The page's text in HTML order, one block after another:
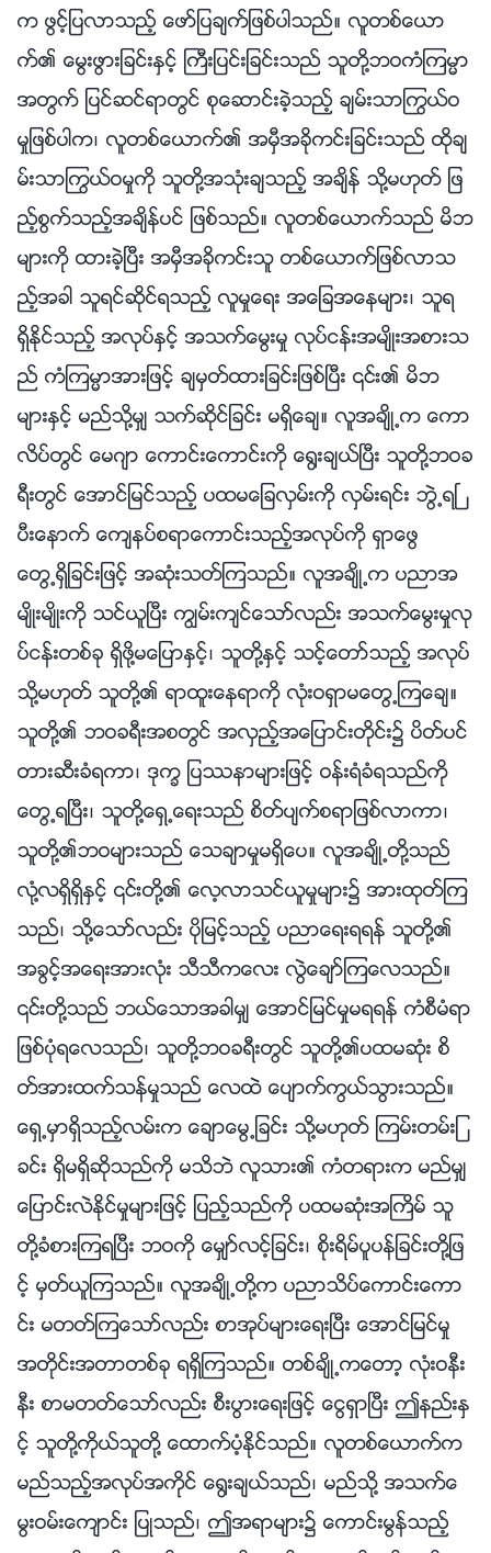
က ဖြင့္ျပလာသည့္ ေဖာ္ျပခ်က္ျဖစ္ပါသည္။ လူတစ္ေယာ
က္၏ ေမြးဖြားျခင္းႏွင့္ ႀကီးျပင္းျခင္းသည္ သူတို႔ဘဝကံၾကမၼာ
အတြက္ ျပင္ဆင္ရာတြင္ စုေဆာင္းခဲ့သည့္ ခ်မ္းသာႂကြယ္ဝ
မႈျဖစ္ပါက၊ လူတစ္ေယာက္၏ အမွီအခိုကင္းျခင္းသည္ ထိုခ်
မ္းသာႂကြယ္ဝမႈကို သူတို႔အသုံးခ်သည့္ အခ်ိန္ သို႔မဟုတ္ ျဖ
ည့္စြက္သည့္အခ်ိန္ပင္ ျဖစ္သည္။ လူတစ္ေယာက္သည္ မိဘ
မ်ားကို ထားခဲ့ၿပီး အမွီအခိုကင္းသူ တစ္ေယာက္ျဖစ္လာသ
ည့္အခါ သူရင္ဆိုင္ရသည့္ လူမႈေရး အေျခအေနမ်ား၊ သူရ
ရွိႏိုင္သည့္ အလုပ္ႏွင့္ အသက္ေမြးမႈ လုပ္ငန္းအမ်ိဳးအစားသ
ည္ ကံၾကမၼာအားျဖင့္ ခ်မွတ္ထားျခင္းျဖစ္ၿပီး ၎၏ မိဘ
မ်ားႏွင့္ မည္သို႔မွ် သက္ဆိုင္ျခင္း မရွိေခ်။ လူအခ်ိဳ႕က ေကာ
လိပ္တြင္ ေမဂ်ာ ေကာင္းေကာင္းကို ေ႐ြးခ်ယ္ၿပီး သူတို႔ဘဝခ
ရီးတြင္ ေအာင္ျမင္သည့္ ပထမေျခလွမ္းကို လွမ္းရင္း ဘြဲ႕ရၿ
ပီးေနာက္ ေက်နပ္စရာေကာင္းသည့္အလုပ္ကို ရွာေဖြ
ေတြ႕ရွိျခင္းျဖင့္ အဆုံးသတ္ၾကသည္။ လူအခ်ိဳ႕က ပညာအ
မ်ိဳးမ်ိဳးကို သင္ယူၿပီး ကြၽမ္းက်င္ေသာ္လည္း အသက္ေမြးမႈလု
ပ္ငန္းတစ္ခု ရွိဖို႔မေျပာႏွင့္၊ သူတို႔ႏွင့္ သင့္ေတာ္သည့္ အလုပ္
သို႔မဟုတ္ သူတို႔၏ ရာထူးေနရာကို လုံးဝရွာမေတြ႕ၾကေခ်။
သူတို႔၏ ဘဝခရီးအစတြင္ အလွည့္အေျပာင္းတိုင္း၌ ပိတ္ပင္
တားဆီးခံရကာ၊ ဒုကၡ ျပႆနာမ်ားျဖင့္ ဝန္းရံခံရသည္ကို
ေတြ႕ရၿပီး၊ သူတို႔ေရွ႕ေရးသည္ စိတ္ပ်က္စရာျဖစ္လာကာ၊
သူတို႔၏ဘဝမ်ားသည္ ေသခ်ာမႈမရွိေပ။ လူအခ်ိဳ႕တို႔သည္
လုံ႔လရွိရွိႏွင့္ ၎တို႔၏ ေလ့လာသင္ယူမႈမ်ား၌ အားထုတ္ၾက
သည္၊ သို႔ေသာ္လည္း ပိုျမင့္သည့္ ပညာေရးရရန္ သူတို႔၏
အခြင့္အေရးအားလုံး သီသီကေလး လြဲေခ်ာ္ၾကေလသည္။
၎တို႔သည္ ဘယ္ေသာအခါမွ် ေအာင္ျမင္မႈမရရန္ ကံစီမံရာ
ျဖစ္ပုံရေလသည္၊ သူတို႔ဘဝခရီးတြင္ သူတို႔၏ပထမဆုံး စိ
တ္အားထက္သန္မႈသည္ ေလထဲ ေပ်ာက္ကြယ္သြားသည္။
ေရွ႕မွာရွိသည့္လမ္းက ေခ်ာေမြ႕ျခင္း သို႔မဟုတ္ ၾကမ္းတမ္းျ
ခင္း ရွိမရွိဆိုသည္ကို မသိဘဲ လူသား၏ ကံတရားက မည္မွ်
ေျပာင္းလဲႏိုင္မႈမ်ားျဖင့္ ျပည့္သည္ကို ပထမဆုံးအႀကိမ္ သူ
တို႔ခံစားၾကရၿပီး ဘဝကို ေမွ်ာ္လင့္ျခင္း၊ စိုးရိမ္ပူပန္ျခင္းတို႔ျဖ
င့္ မွတ္ယူၾကသည္။ လူအခ်ိဳ႕တို႔က ပညာသိပ္ေကာင္းေကာ
င္း မတတ္ၾကေသာ္လည္း စာအုပ္မ်ားေရးၿပီး ေအာင္ျမင္မႈ
အတိုင္းအတာတစ္ခု ရရွိၾကသည္။ တစ္ခ်ိဳ႕ကေတာ့ လုံးဝနီး
နီး စာမတတ္ေသာ္လည္း စီးပြားေရးျဖင့္ ေငြရွာၿပီး ဤနည္းႏွ
င့္ သူတို႔ကိုယ္သူတို႔ ေထာက္ပံ့ႏိုင္သည္။ လူတစ္ေယာက္က
မည္သည့္အလုပ္အကိုင္ ေ႐ြးခ်ယ္သည္၊ မည္သို႔ အသက္ေ
မြးဝမ္းေက်ာင္း ျပဳသည္၊ ဤအရာမ်ား၌ ေကာင္းမြန္သည့္